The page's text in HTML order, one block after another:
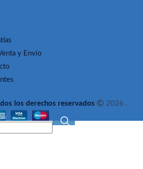
y Envío
los derechos reservados 2026 .